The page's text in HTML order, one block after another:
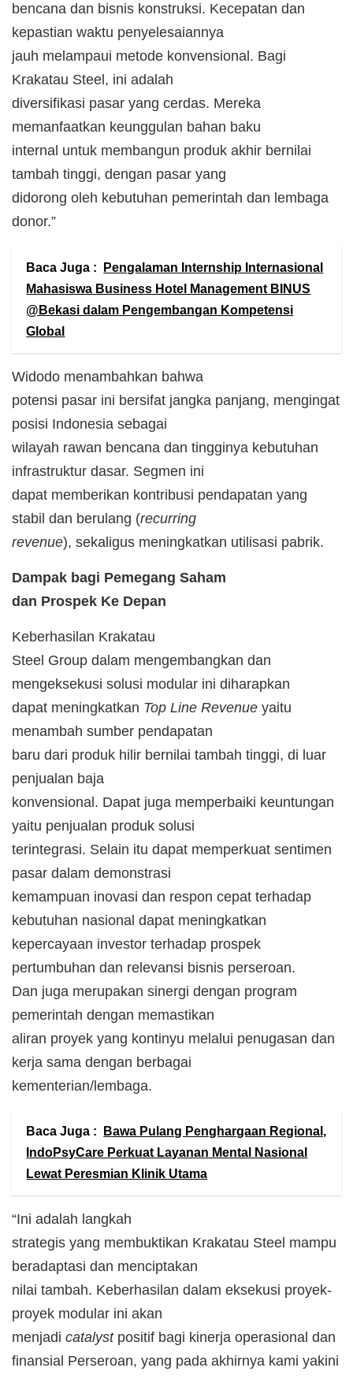
bencana dan bisnis konstruksi. Kecepatan dan
kepastian waktu penyelesaiannya
jauh melampaui metode konvensional. Bagi
Krakatau Steel, ini adalah
diversifikasi pasar yang cerdas. Mereka
memanfaatkan keunggulan bahan baku
internal untuk membangun produk akhir bernilai
tambah tinggi, dengan pasar yang
didorong oleh kebutuhan pemerintah dan lembaga
donor.”
Baca Juga :
Pengalaman Internship Internasional
Mahasiswa Business Hotel Management BINUS
@Bekasi dalam Pengembangan Kompetensi
Global
Widodo menambahkan bahwa
potensi pasar ini bersifat jangka panjang, mengingat
posisi Indonesia sebagai
wilayah rawan bencana dan tingginya kebutuhan
infrastruktur dasar. Segmen ini
dapat memberikan kontribusi pendapatan yang
stabil dan berulang (recurring
revenue), sekaligus meningkatkan utilisasi pabrik.
Dampak bagi Pemegang Saham
dan Prospek Ke Depan
Keberhasilan Krakatau
Steel Group dalam mengembangkan dan
mengeksekusi solusi modular ini diharapkan
dapat meningkatkan Top Line Revenue yaitu
menambah sumber pendapatan
baru dari produk hilir bernilai tambah tinggi, di luar
penjualan baja
konvensional. Dapat juga memperbaiki keuntungan
yaitu penjualan produk solusi
terintegrasi. Selain itu dapat memperkuat sentimen
pasar dalam demonstrasi
kemampuan inovasi dan respon cepat terhadap
kebutuhan nasional dapat meningkatkan
kepercayaan investor terhadap prospek
pertumbuhan dan relevansi bisnis perseroan.
Dan juga merupakan sinergi dengan program
pemerintah dengan memastikan
aliran proyek yang kontinyu melalui penugasan dan
kerja sama dengan berbagai
kementerian/lembaga.
Baca Juga :
Bawa Pulang Penghargaan Regional,
IndoPsyCare Perkuat Layanan Mental Nasional
Lewat Peresmian Klinik Utama
“Ini adalah langkah
strategis yang membuktikan Krakatau Steel mampu
beradaptasi dan menciptakan
nilai tambah. Keberhasilan dalam eksekusi proyek-
proyek modular ini akan
menjadi catalystpositif bagi kinerja operasional dan
finansial Perseroan, yang pada akhirnya kami yakini